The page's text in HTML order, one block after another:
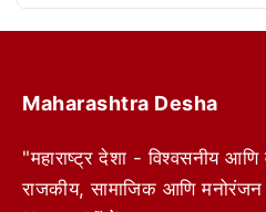
Maharashtra Desha
"महाराष्ट्र देशा - विश्वसनीय आणि
राजकीय, सामाजिक आणि मनोरंजन